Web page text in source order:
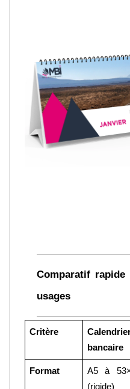
Comparatif
usages
Critère
bancaire
Format
A5 à
(rigide)